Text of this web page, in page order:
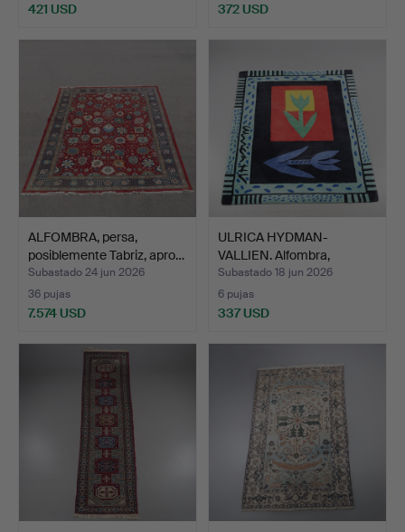
421 USD 372 USD
ALFOMBRA, persa,
posiblemente Tabriz, apro…
Subastado 24 jun 2026
36 pujas
7.574 USD
ULRICA HYDMAN-
VALLIEN. Alfombra,
”Sunflowe…
Subastado 18 jun 2026
6 pujas
337 USD